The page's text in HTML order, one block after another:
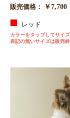
販売価格：
￥7,700
レッド
カラーをタップしてサイ
表記の無いサイズは販売